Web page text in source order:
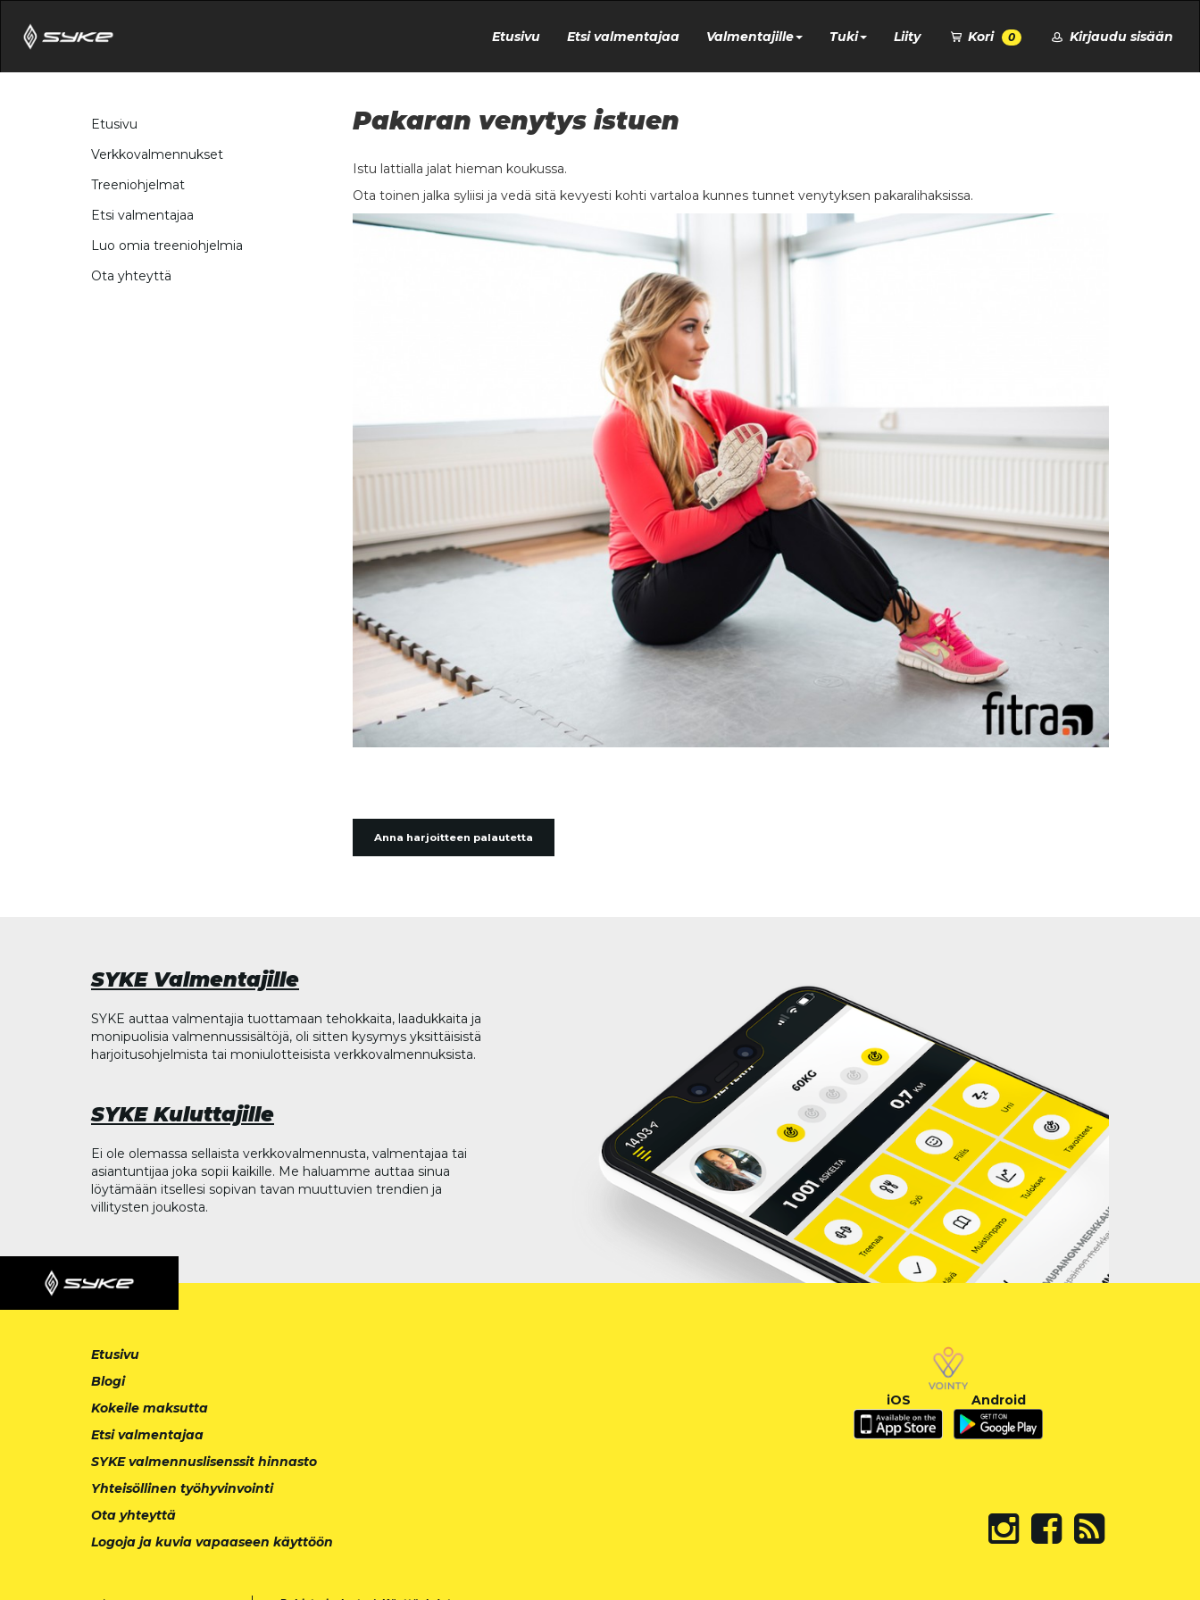
Etusivu Etsi valmentajaa Valmentajille Tuki Liity Kori 0 Kirjaudu sisään
Etusivu
Verkkovalmennukset
Treeniohjelmat
Etsi valmentajaa
Luo omia treeniohjelmia
Ota yhteyttä
Pakaran venytys istuen
Istu lattialla jalat hieman koukussa.
Ota toinen jalka syliisi ja vedä sitä kevyesti kohti vartaloa kunnes tunnet venytyksen pakaralihaksissa.
Anna harjoitteen palautetta
SYKE Valmentajille
SYKE auttaa valmentajia tuottamaan tehokkaita, laadukkaita ja
monipuolisia valmennussisältöjä, oli sitten kysymys yksittäisistä
harjoitusohjelmista tai moniulotteisista verkkovalmennuksista.
SYKE Kuluttajille
Ei ole olemassa sellaista verkkovalmennusta, valmentajaa tai
asiantuntijaa joka sopii kaikille. Me haluamme auttaa sinua
löytämään itsellesi sopivan tavan muuttuvien trendien ja
villitysten joukosta.
Etusivu
Blogi
Kokeile maksutta
Etsi valmentajaa
SYKE valmennuslisenssit hinnasto
Yhteisöllinen työhyvinvointi
Ota yhteyttä
Logoja ja kuvia vapaaseen käyttöön
iOS Android